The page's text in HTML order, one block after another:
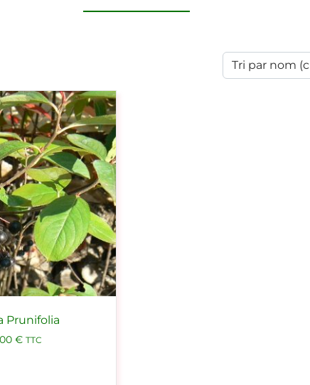
Prunifolia
€ TTC